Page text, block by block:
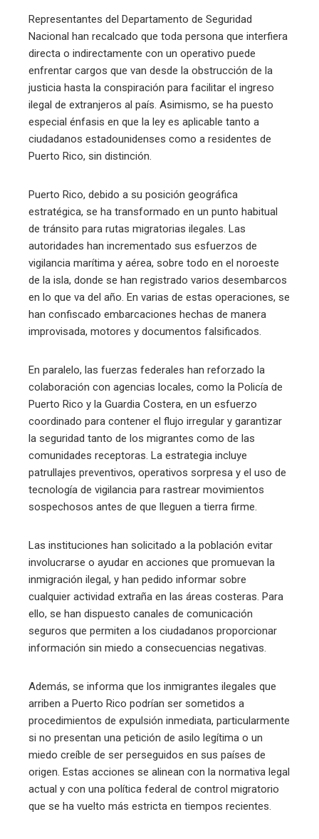
Representantes del Departamento de Seguridad
Nacional han recalcado que toda persona que interfiera
directa o indirectamente con un operativo puede
enfrentar cargos que van desde la obstrucción de la
justicia hasta la conspiración para facilitar el ingreso
ilegal de extranjeros al país. Asimismo, se ha puesto
especial énfasis en que la ley es aplicable tanto a
ciudadanos estadounidenses como a residentes de
Puerto Rico, sin distinción.
Puerto Rico, debido a su posición geográfica
estratégica, se ha transformado en un punto habitual
de tránsito para rutas migratorias ilegales. Las
autoridades han incrementado sus esfuerzos de
vigilancia marítima y aérea, sobre todo en el noroeste
de la isla, donde se han registrado varios desembarcos
en lo que va del año. En varias de estas operaciones, se
han confiscado embarcaciones hechas de manera
improvisada, motores y documentos falsificados.
En paralelo, las fuerzas federales han reforzado la
colaboración con agencias locales, como la Policía de
Puerto Rico y la Guardia Costera, en un esfuerzo
coordinado para contener el flujo irregular y garantizar
la seguridad tanto de los migrantes como de las
comunidades receptoras. La estrategia incluye
patrullajes preventivos, operativos sorpresa y el uso de
tecnología de vigilancia para rastrear movimientos
sospechosos antes de que lleguen a tierra firme.
Las instituciones han solicitado a la población evitar
involucrarse o ayudar en acciones que promuevan la
inmigración ilegal, y han pedido informar sobre
cualquier actividad extraña en las áreas costeras. Para
ello, se han dispuesto canales de comunicación
seguros que permiten a los ciudadanos proporcionar
información sin miedo a consecuencias negativas.
Además, se informa que los inmigrantes ilegales que
arriben a Puerto Rico podrían ser sometidos a
procedimientos de expulsión inmediata, particularmente
si no presentan una petición de asilo legítima o un
miedo creíble de ser perseguidos en sus países de
origen. Estas acciones se alinean con la normativa legal
actual y con una política federal de control migratorio
que se ha vuelto más estricta en tiempos recientes.